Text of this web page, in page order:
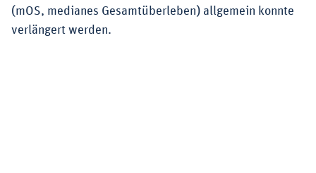
(mOS, medianes Gesamtüberleben) allgemein konnte
verlängert werden.